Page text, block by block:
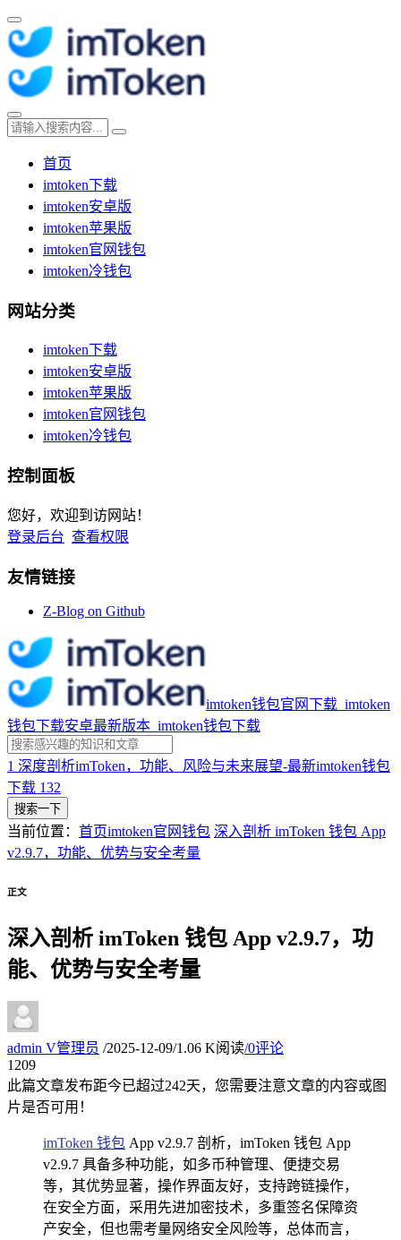
首页
imtoken下载
imtoken安卓版
imtoken苹果版
imtoken官网钱包
imtoken冷钱包
网站分类
imtoken下载
imtoken安卓版
imtoken苹果版
imtoken官网钱包
imtoken冷钱包
控制面板
您好，欢迎到访网站！
登录后台 查看权限
友情链接
Z-Blog on Github
imtoken钱包官网下载_imtoken
钱包下载安卓最新版本_imtoken钱包下载
1 深度剖析imToken，功能、风险与未来展望-最新imtoken钱包
下载 132
搜索一下
当前位置： 首页imtoken官网钱包 深入剖析 imToken 钱包 App
v2.9.7，功能、优势与安全考量
正文
深入剖析 imToken 钱包 App v2.9.7，功
能、优势与安全考量
admin V管理员 /2025-12-09/1.06 K阅读/0评论
1209
此篇文章发布距今已超过242天，您需要注意文章的内容或图
片是否可用！
imToken 钱包 App v2.9.7 剖析，imToken 钱包 App
v2.9.7 具备多种功能，如多币种管理、便捷交易
等，其优势显著，操作界面友好，支持跨链操作，
在安全方面，采用先进加密技术，多重签名保障资
产安全，但也需考量网络安全风险等，总体而言，